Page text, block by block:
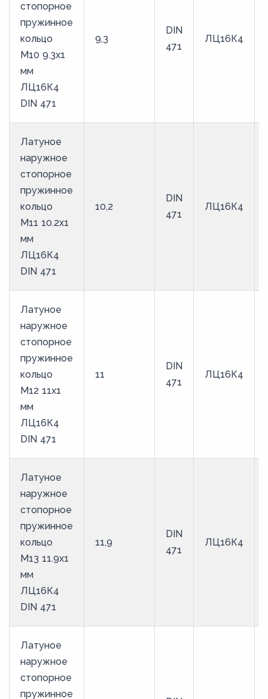
стопорное
пружинное
кольцо
M10 9.3х1
мм
ЛЦ16К4
DIN 471
9,3
DIN
471
ЛЦ16К4
Латуное
наружное
стопорное
пружинное
кольцо
M11 10.2х1
мм
ЛЦ16К4
DIN 471
10,2
DIN
471
ЛЦ16К4
Латуное
наружное
стопорное
пружинное
кольцо
M12 11х1
мм
ЛЦ16К4
DIN 471
11
DIN
471
ЛЦ16К4
Латуное
наружное
стопорное
пружинное
кольцо
M13 11.9х1
мм
ЛЦ16К4
DIN 471
11,9
DIN
471
ЛЦ16К4
Латуное
наружное
стопорное
пружинное